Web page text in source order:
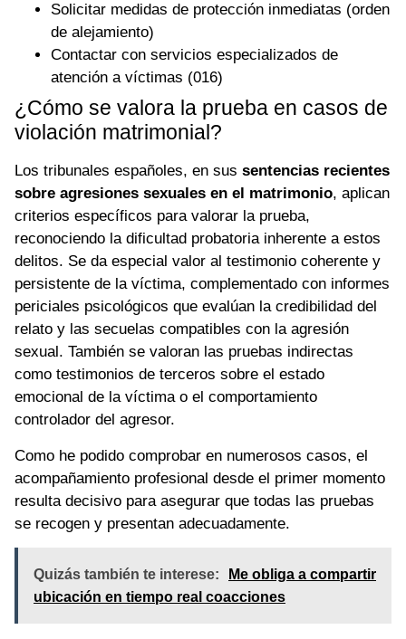
Solicitar medidas de protección inmediatas (orden
de alejamiento)
Contactar con servicios especializados de
atención a víctimas (016)
¿Cómo se valora la prueba en casos de
violación matrimonial?
Los tribunales españoles, en sus sentencias recientes
sobre agresiones sexuales en el matrimonio, aplican
criterios específicos para valorar la prueba,
reconociendo la dificultad probatoria inherente a estos
delitos. Se da especial valor al testimonio coherente y
persistente de la víctima, complementado con informes
periciales psicológicos que evalúan la credibilidad del
relato y las secuelas compatibles con la agresión
sexual. También se valoran las pruebas indirectas
como testimonios de terceros sobre el estado
emocional de la víctima o el comportamiento
controlador del agresor.
Como he podido comprobar en numerosos casos, el
acompañamiento profesional desde el primer momento
resulta decisivo para asegurar que todas las pruebas
se recogen y presentan adecuadamente.
Quizás también te interese:
Me obliga a compartir
ubicación en tiempo real coacciones